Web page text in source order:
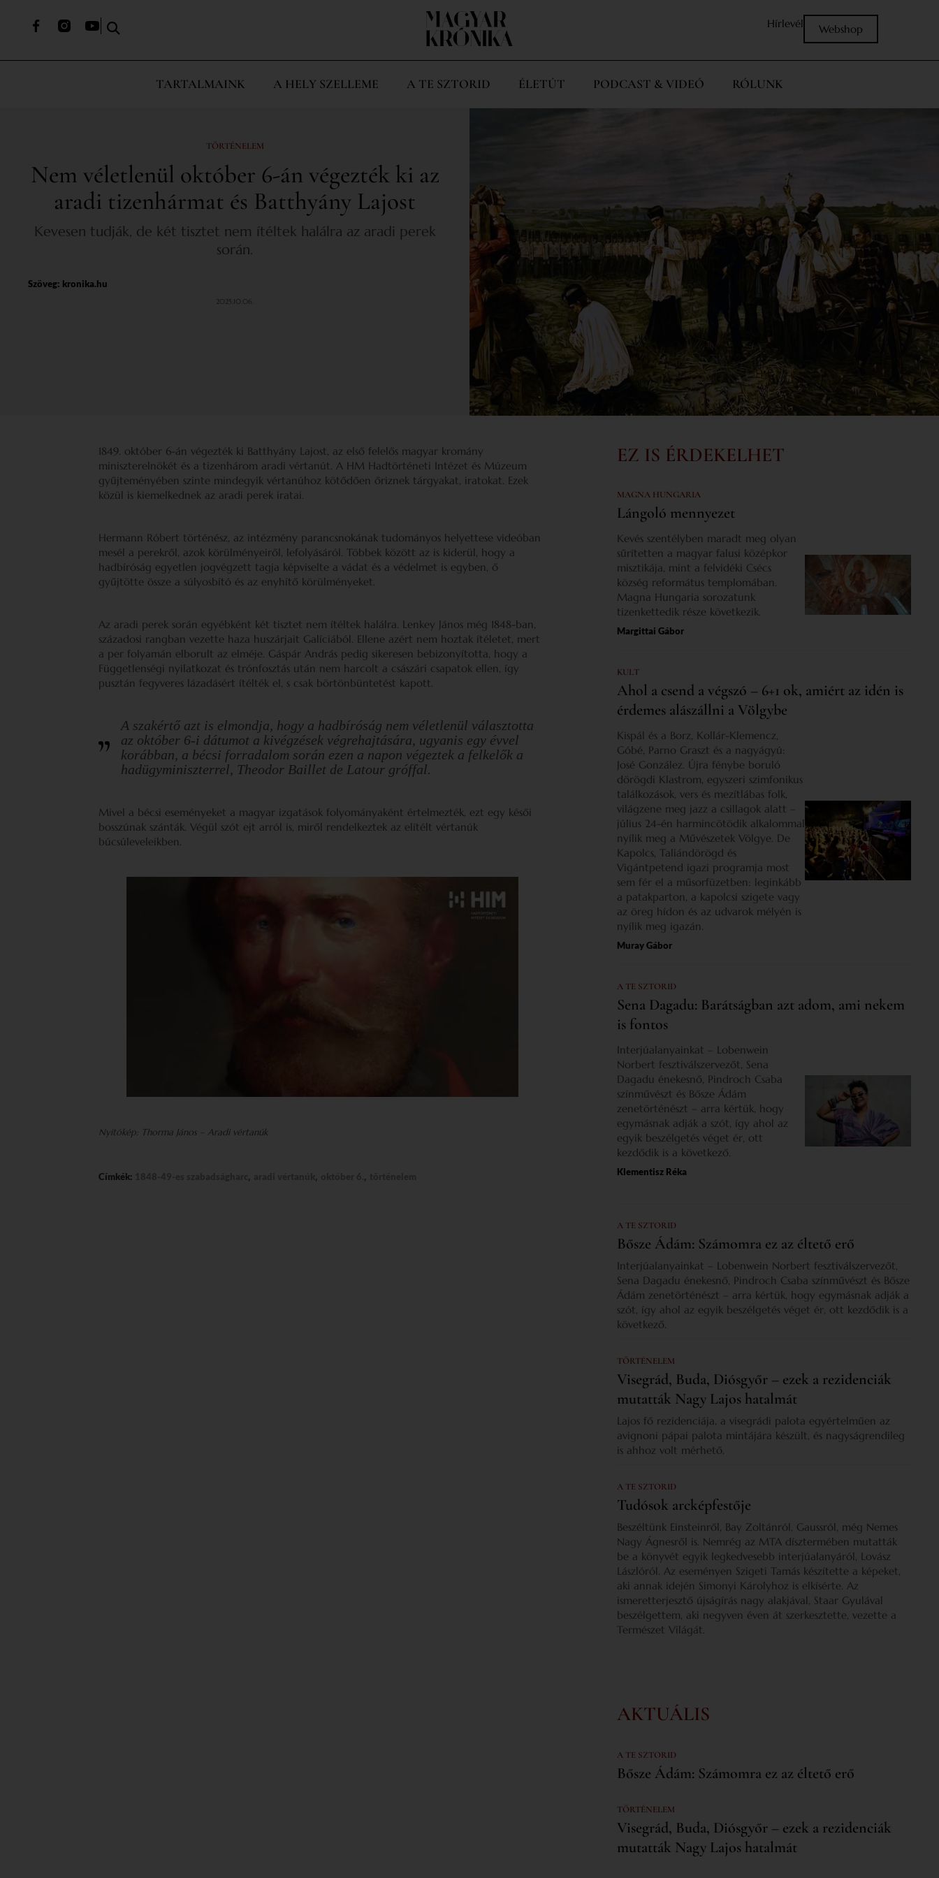
Hírlevél Webshop
TARTALMAINK A HELY SZELLEME A TE SZTORID ÉLETÚT PODCAST & VIDEÓ RÓLUNK
TÖRTÉNELEM
Nem véletlenül október 6-án végezték ki az
aradi tizenhármat és Batthyány Lajost
Kevesen tudják, de két tisztet nem ítéltek halálra az aradi perek
során.
Szöveg: kronika.hu
2025.10.06.
1849. október 6-án végezték ki Batthyány Lajost, az első felelős magyar kromány
miniszterelnökét és a tizenhárom aradi vértanút. A HM Hadtörténeti Intézet és Múzeum
gyűjteményében szinte mindegyik vértanúhoz kötődően őriznek tárgyakat, iratokat. Ezek
közül is kiemelkednek az aradi perek iratai.
Hermann Róbert történész, az intézmény parancsnokának tudományos helyettese videóban
mesél a perekről, azok körülményeiről, lefolyásáról. Többek között az is kiderül, hogy a
hadbíróság egyetlen jogvégzett tagja képviselte a vádat és a védelmet is egyben, ő
gyűjtötte össze a súlyosbító és az enyhítő körülményeket.
Az aradi perek során egyébként két tisztet nem ítéltek halálra. Lenkey János még 1848-ban,
századosi rangban vezette haza huszárjait Galíciából. Ellene azért nem hoztak ítéletet, mert
a per folyamán elborult az elméje. Gáspár András pedig sikeresen bebizonyította, hogy a
Függetlenségi nyilatkozat és trónfosztás után nem harcolt a császári csapatok ellen, így
pusztán fegyveres lázadásért ítélték el, s csak börtönbüntetést kapott.
A szakértő azt is elmondja, hogy a hadbíróság nem véletlenül választotta
az október 6-i dátumot a kivégzések végrehajtására, ugyanis egy évvel
korábban, a bécsi forradalom során ezen a napon végeztek a felkelők a
hadügyminiszterrel, Theodor Baillet de Latour gróffal.
Mivel a bécsi eseményeket a magyar izgatások folyományaként értelmezték, ezt egy késői
bosszúnak szánták. Végül szót ejt arról is, miről rendelkeztek az elítélt vértanúk
búcsúleveleikben.
Nyitókép: Thorma János – Aradi vértanúk
Címkék: , , ,
EZ IS ÉRDEKELHET
MAGNA HUNGARIA
Lángoló mennyezet
Kevés szentélyben maradt meg olyan
sűrítetten a magyar falusi középkor
misztikája, mint a felvidéki Csécs
község református templomában.
Magna Hungaria sorozatunk
tizenkettedik része következik.
Margittai Gábor
KULT
Ahol a csend a végszó – 6+1 ok, amiért az idén is
érdemes alászállni a Völgybe
Kispál és a Borz, Kollár-Klemencz,
Góbé, Parno Graszt és a nagyágyú:
José González. Újra fénybe boruló
dörögdi Klastrom, egyszeri szimfonikus
találkozások, vers és mezítlábas folk,
világzene meg jazz a csillagok alatt –
július 24-én harmincötödik alkalommal
nyílik meg a Művészetek Völgye. De
Kapolcs, Taliándörögd és
Vigántpetend igazi programja most
sem fér el a műsorfüzetben: leginkább
a patakparton, a kapolcsi szigete vagy
az öreg hídon és az udvarok mélyén is
nyílik meg igazán.
Muray Gábor
A TE SZTORID
Sena Dagadu: Barátságban azt adom, ami nekem
is fontos
Interjúalanyainkat – Lobenwein
Norbert fesztiválszervezőt, Sena
Dagadu énekesnő, Pindroch Csaba
színművészt és Bősze Ádám
zenetörténészt – arra kértük, hogy
egymásnak adják a szót, így ahol az
egyik beszélgetés véget ér, ott
kezdődik is a következő.
Klementisz Réka
A TE SZTORID
Bősze Ádám: Számomra ez az éltető erő
Interjúalanyainkat – Lobenwein Norbert fesztiválszervezőt,
Sena Dagadu énekesnő, Pindroch Csaba színművészt és Bősze
Ádám zenetörténészt – arra kértük, hogy egymásnak adják a
szót, így ahol az egyik beszélgetés véget ér, ott kezdődik is a
következő.
TÖRTÉNELEM
Visegrád, Buda, Diósgyőr – ezek a rezidenciák
mutatták Nagy Lajos hatalmát
Lajos fő rezidenciája, a visegrádi palota egyértelműen az
avignoni pápai palota mintájára készült, és nagyságrendileg
is ahhoz volt mérhető.
A TE SZTORID
Tudósok arcképfestője
Beszéltünk Einsteinről, Bay Zoltánról, Gaussról, még Nemes
Nagy Ágnesről is. Nemrég az MTA dísztermében mutatták
be a könyvét egyik legkedvesebb interjúalanyáról, Lovász
Lászlóról. Az eseményen Szigeti Tamás készítette a képeket,
aki annak idején Simonyi Károlyhoz is elkísérte. Az
ismeretterjesztő újságírás nagy alakjával, Staar Gyulával
beszélgettem, aki negyven éven át szerkesztette, vezette a
Természet Világát.
AKTUÁLIS
A TE SZTORID
Bősze Ádám: Számomra ez az éltető erő
TÖRTÉNELEM
Visegrád, Buda, Diósgyőr – ezek a rezidenciák
mutatták Nagy Lajos hatalmát